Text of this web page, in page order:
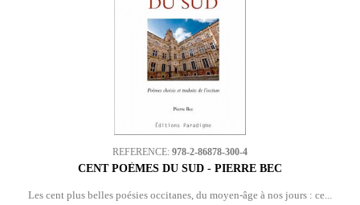
REFERENCE: 978-2-86878-300-4
CENT POÈMES DU SUD - PIERRE BEC
Les cent plus belles poésies occitanes, du moyen-âge à nos jours : ce...